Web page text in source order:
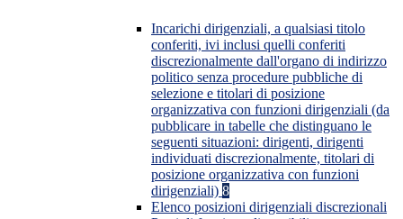
Incarichi dirigenziali, a qualsiasi titolo
conferiti, ivi inclusi quelli conferiti
discrezionalmente dall'organo di indirizzo
politico senza procedure pubbliche di
selezione e titolari di posizione
organizzativa con funzioni dirigenziali (da
pubblicare in tabelle che distinguano le
seguenti situazioni: dirigenti, dirigenti
individuati discrezionalmente, titolari di
posizione organizzativa con funzioni
dirigenziali) 8
Elenco posizioni dirigenziali discrezionali